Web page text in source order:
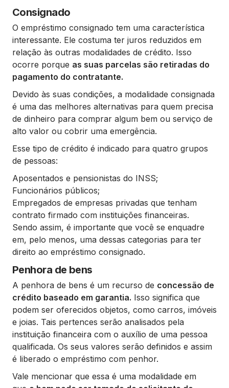
Consignado
O empréstimo consignado tem uma característica
interessante. Ele costuma ter juros reduzidos em
relação às outras modalidades de crédito. Isso
ocorre porque as suas parcelas são retiradas do
pagamento do contratante.
Devido às suas condições, a modalidade consignada
é uma das melhores alternativas para quem precisa
de dinheiro para comprar algum bem ou serviço de
alto valor ou cobrir uma emergência.
Esse tipo de crédito é indicado para quatro grupos
de pessoas:
Aposentados e pensionistas do INSS;
Funcionários públicos;
Empregados de empresas privadas que tenham
contrato firmado com instituições financeiras.
Sendo assim, é importante que você se enquadre
em, pelo menos, uma dessas categorias para ter
direito ao empréstimo consignado.
Penhora de bens
A penhora de bens é um recurso de concessão de
crédito baseado em garantia. Isso significa que
podem ser oferecidos objetos, como carros, imóveis
e joias. Tais pertences serão analisados pela
instituição financeira com o auxílio de uma pessoa
qualificada. Os seus valores serão definidos e assim
é liberado o empréstimo com penhor.
Vale mencionar que essa é uma modalidade em